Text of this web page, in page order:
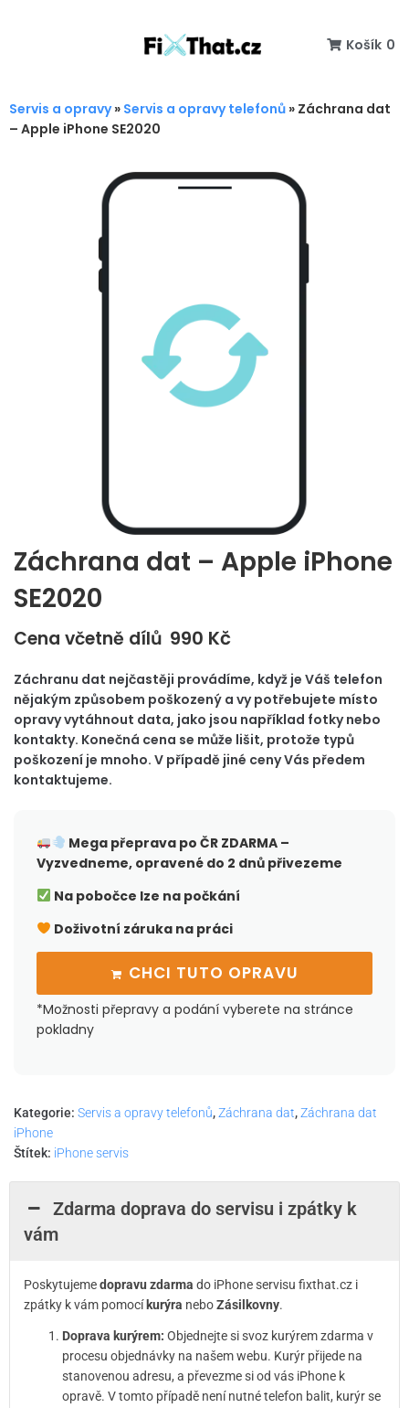
Košík 0
Servis a opravy» Servis a opravy telefonů » Záchrana dat
– Apple iPhone SE2020
Záchrana dat – Apple iPhone
SE2020
Cena včetně dílů 990 Kč
Záchranu dat nejčastěji provádíme, když je Váš telefon
nějakým způsobem poškozený a vy potřebujete místo
opravy vytáhnout data, jako jsou například fotky nebo
kontakty. Konečná cena se může lišit, protože typů
poškození je mnoho. V případě jiné ceny Vás předem
kontaktujeme.
Mega přeprava po ČRZDARMA –
Vyzvedneme, opravené do 2 dnů přivezeme
Na pobočce lze na počkání
Doživotní záruka na práci
CHCI TUTO OPRAVU
*Možnosti přepravy a podání vyberete na stránce
pokladny
Kategorie: Servis a opravy telefonů,Záchrana dat,Záchrana dat
iPhone
Štítek: iPhone servis
Zdarma doprava do servisu i zpátky k
vám
Poskytujemedopravu zdarma do iPhone servisu fixthat.cz i
zpátky k vám pomocí kurýra neboZásilkovny.
Doprava kurýrem: Objednejte si svoz kurýrem zdarma v
procesu objednávky na našem webu. Kurýr přijede na
stanovenou adresu, a převezme si od vás iPhone k
opravě. V tomto případě není nutné telefon balit, kurýr se